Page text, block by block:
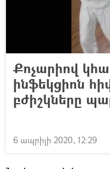
Քոչարիով
ինֆեկցիոն
բժիշկները
6 ապրիլի 2020, 12:29